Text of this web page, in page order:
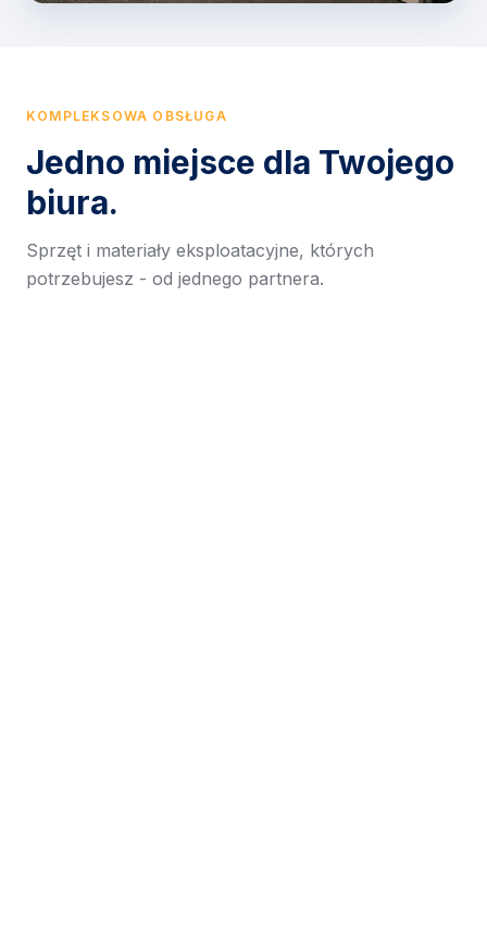
KOMPLEKSOWA OBSŁUGA
Jedno miejsce dla Twojego
biura.
Sprzęt i materiały eksploatacyjne, których
potrzebujesz - od jednego partnera.